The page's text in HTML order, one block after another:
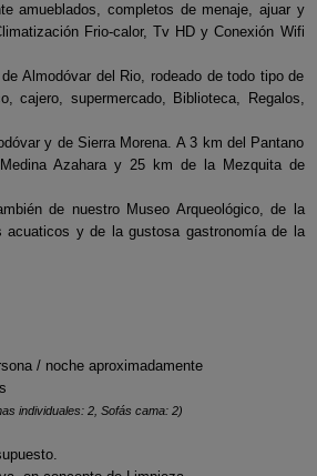
amueblados, completos de menaje, ajuar y
Frio-calor, Tv HD y Conexión Wifi
Almodóvar del Rio, rodeado de todo tipo de
cajero, supermercado, Biblioteca, Regalos,
y de Sierra Morena. A 3 km del Pantano
Azahara y 25 km de la Mezquita de
de nuestro Museo Arqueológico, de la
acuaticos y de la gustosa gastronomía de la
/ noche aproximadamente
individuales: 2, Sofás cama: 2)